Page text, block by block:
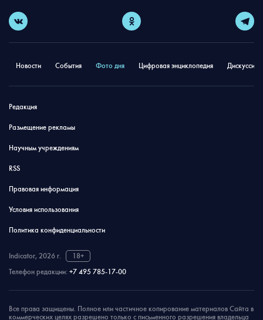
Новости События Фото дня Цифровая энциклопедия
Редакция
Размещение рекламы
Научным учреждениям
RSS
Правовая информация
Условия использования
Политика конфиденциальности
Indicator, 2026 г.
18+
Телефон редакции: +7 495 785-17-00
Все права защищены. Полное или частичное копирование материалов Сайта в
коммерческих целях разрешено только с письменного разрешения владельца